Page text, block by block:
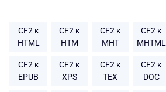
CF2 к
HTML
CF2 к
HTM
CF2 к
MHT
CF2 к
MHTML
CF2 к
EPUB
CF2 к
XPS
CF2 к
TEX
CF2 к
DOC